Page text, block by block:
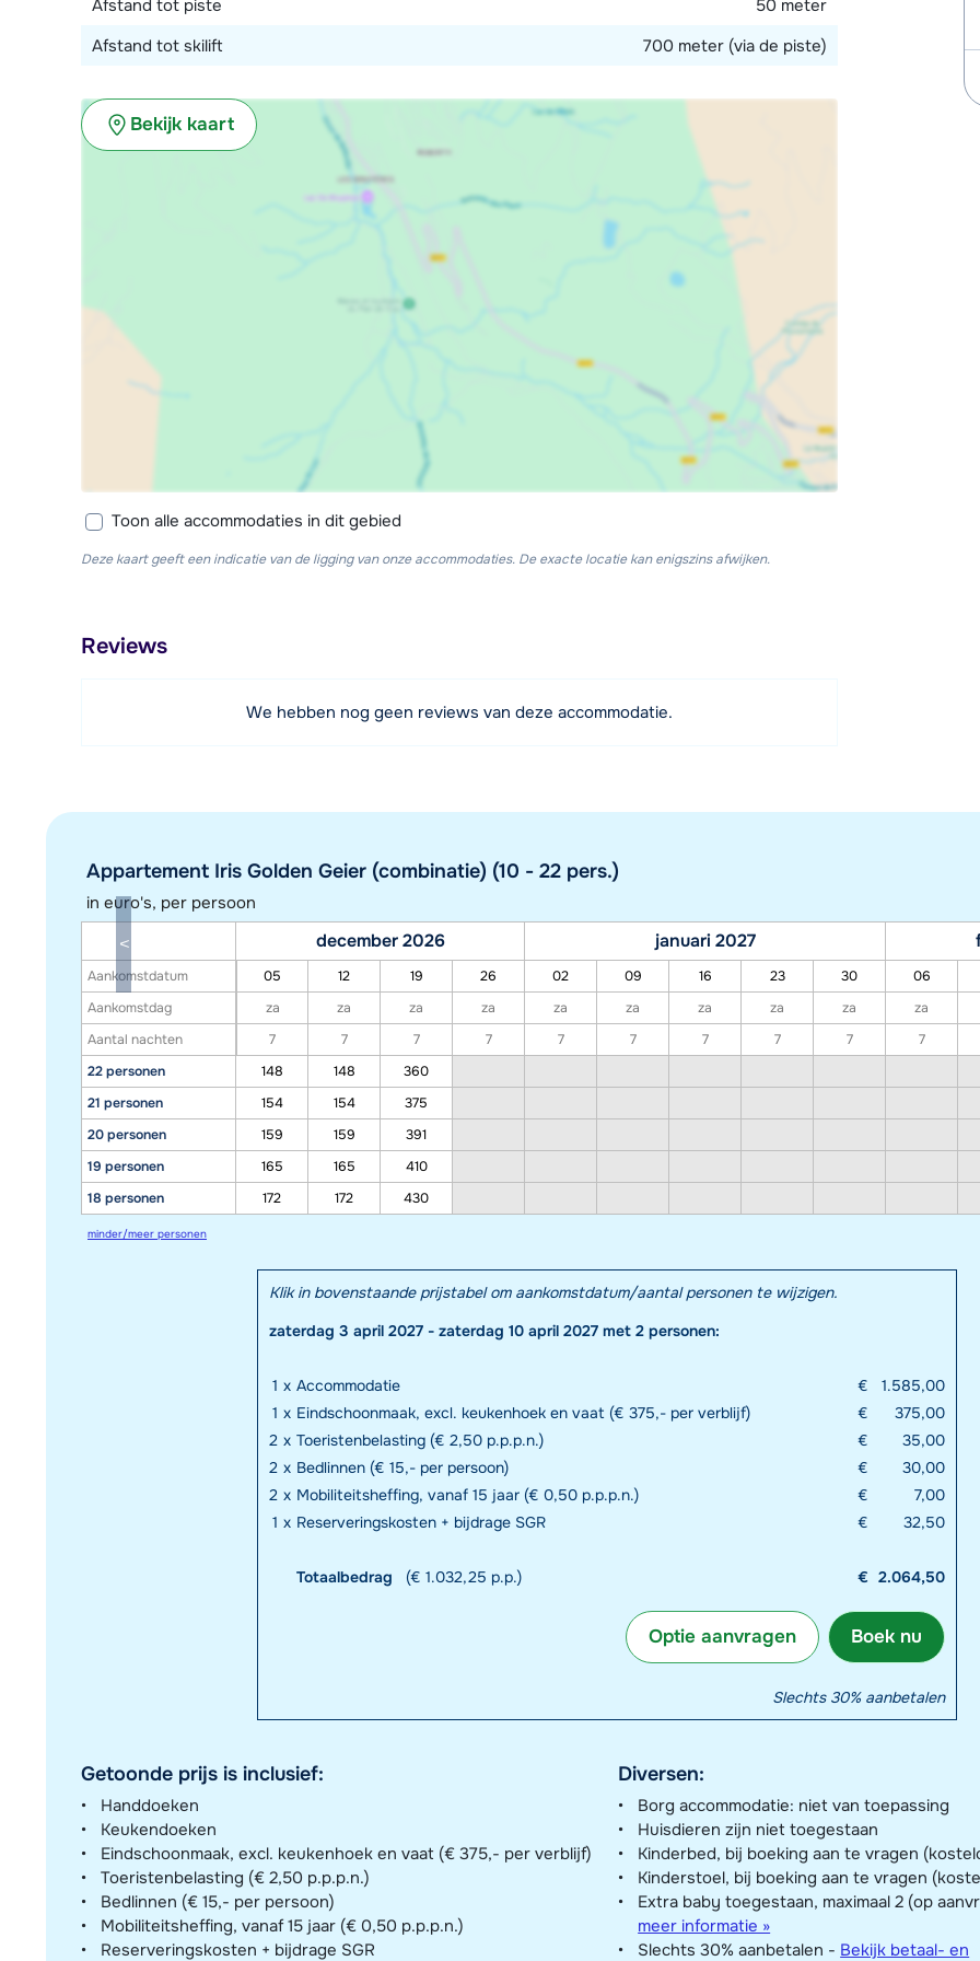
toilet.
Dit type is geschikt voor maximaal 10 volwassenen en 12 kinderen.
Afstand tot piste
50 meter
Afstand tot skilift
700 meter (via de piste)
Bekijk kaart
Toon alle accommodaties in dit gebied
Deze kaart geeft een indicatie van de ligging van onze accommodaties. De exacte locatie kan enigszins afwijken.
Reviews
We hebben nog geen reviews van deze accommodatie.
Appartement Iris Golden Geier (combinatie) (10 - 22 pers.)
in euro's, per persoon
Aankomstdatum
Aankomstdag
Aantal nachten
22 personen
21 personen
20 personen
19 personen
18 personen
december 2026 januari 2027
05 12 19 26 02 09 16 23 30 06
za
za za za za za za za za za
7
7 7 7 7 7 7 7 7 7
148
148 360
154
154 375
159
159 391
165
165 410
172
172 430
minder/meer personen
Klik in bovenstaande prijstabel om aankomstdatum/aantal personen te wijzigen.
zaterdag 3 april 2027 - zaterdag 10 april 2027 met 2 personen:
1 x Accommodatie €
1.585,00
1 x Eindschoonmaak, excl. keukenhoek en vaat (€ 375,- per verblijf) €
375,00
2 x Toeristenbelasting (€ 2,50 p.p.p.n.) €
35,00
2 x Bedlinnen (€ 15,- per persoon) €
30,00
2 x Mobiliteitsheffing, vanaf 15 jaar (€ 0,50 p.p.p.n.) €
7,00
1 x Reserveringskosten + bijdrage SGR € 32,50
Totaalbedrag (€ 1.032,25 p.p.) € 2.064,50
Boek nu
Optie aanvragen
Slechts 30% aanbetalen
Getoonde prijs is inclusief:
Handdoeken
Keukendoeken
Eindschoonmaak, excl. keukenhoek en vaat (€ 375,- per verblijf)
Toeristenbelasting (€ 2,50 p.p.p.n.)
Bedlinnen (€ 15,- per persoon)
Mobiliteitsheffing, vanaf 15 jaar (€ 0,50 p.p.p.n.)
Reserveringskosten + bijdrage SGR
Diversen:
Borg accommodatie: niet van toepassing
Huisdieren zijn niet toegestaan
Kinderbed, bij boeking aan te vragen
Kinderstoel, bij boeking aan te vragen
Extra baby toegestaan, maximaal 2 (op
meer informatie »
Slechts 30% aanbetalen - Bekijk betaal- en